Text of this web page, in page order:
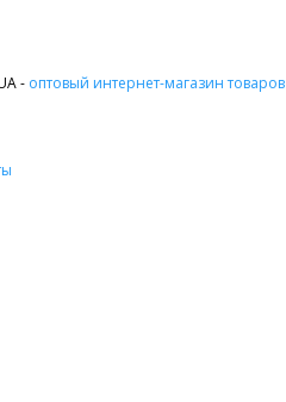
- оптовый интернет-магазин товаров